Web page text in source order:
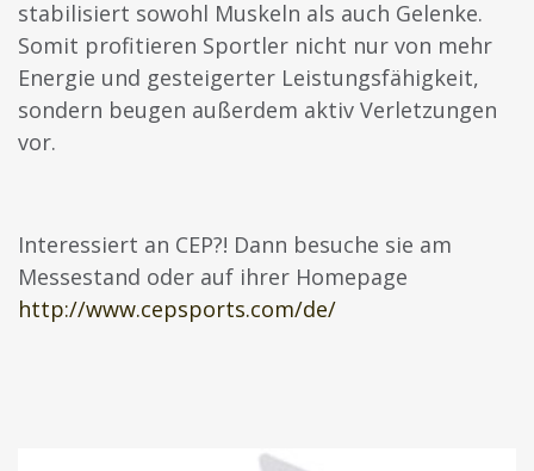
stabilisiert sowohl Muskeln als auch Gelenke.
Somit profitieren Sportler nicht nur von mehr
Energie und gesteigerter Leistungsfähigkeit,
sondern beugen außerdem aktiv Verletzungen
vor.
Interessiert an CEP?! Dann besuche sie am
Messestand oder auf ihrer Homepage
http://www.cepsports.com/de/